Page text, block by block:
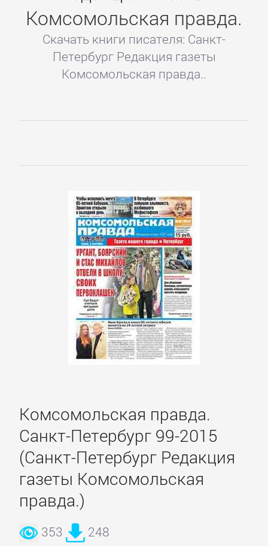
Комсомольская правда.
Скачать книги писателя: Санкт-
Петербург Редакция газеты
Комсомольская правда..
Комсомольская правда.
Санкт-Петербург 99-2015
(Санкт-Петербург Редакция
газеты Комсомольская
правда.)
353 248